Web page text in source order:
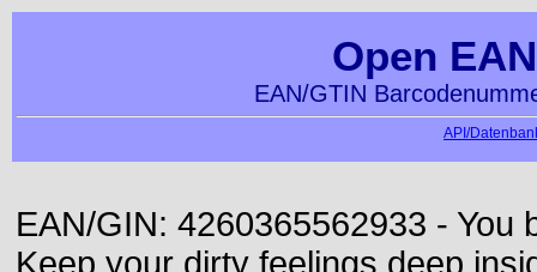
Open
EAN/GTIN
API/
EAN/GIN: 4260365562933 - You
Keep your dirty feelings deep